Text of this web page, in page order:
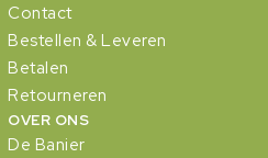
Contact
Bestellen & Leveren
Betalen
Retourneren
OVER ONS
De Banier